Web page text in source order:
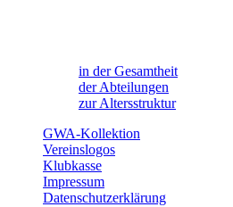
in der Gesamtheit
der Abteilungen
zur Altersstruktur
GWA-Kollektion
Vereinslogos
Klubkasse
Impressum
Datenschutzerklärung